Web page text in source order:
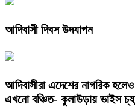
আদিবাসী দিবস উদযাপন
আদিবাসীরা এদেশের নাগরিক
এখনো বঞ্চিত- কুলাউড়ায় ভাইস